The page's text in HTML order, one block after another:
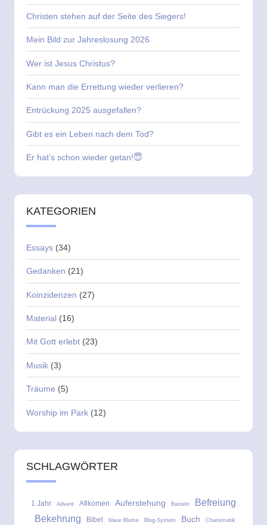
Christen stehen auf der Seite des Siegers!
Mein Bild zur Jahreslosung 2026
Wer ist Jesus Christus?
Kann man die Errettung wieder verlieren?
Entrückung 2025 ausgefallen?
Gibt es ein Leben nach dem Tod?
Er hat’s schon wieder getan!😇
KATEGORIEN
Essays (34)
Gedanken (21)
Koinzidenzen (27)
Material (16)
Mit Gott erlebt (23)
Musik (3)
Träume (5)
Worship im Park (12)
SCHLAGWÖRTER
1 Jahr Advent Afikomen Auferstehung Basteln
Befreiung
Bekehrung
Bibel blaue Blume Blog-System Buch Charismatik